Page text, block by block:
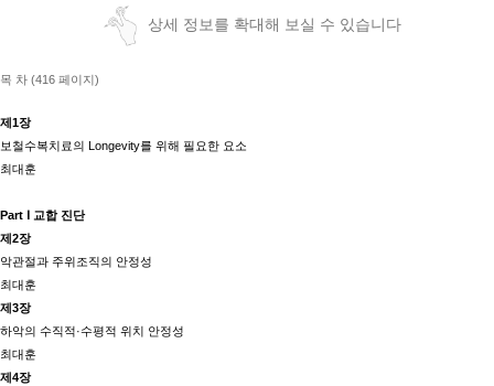
상세 정보를 확대해 보실 수 있습니다
목 차 (416 페이지)
제1장
보철수복치료의 Longevity를 위해 필요한 요소
최대훈
Part Ⅰ 교합 진단
제2장
악관절과 주위조직의 안정성
최대훈
제3장
하악의 수직적·수평적 위치 안정성
최대훈
제4장